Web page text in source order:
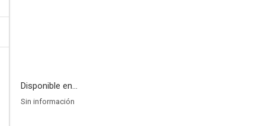
Disponible en...
Sin información